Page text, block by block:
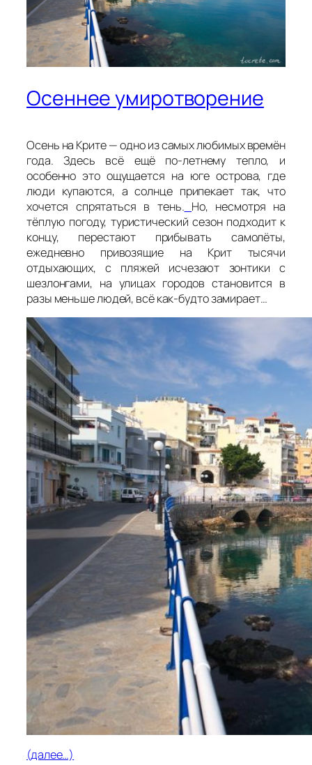
Осеннее умиротворение
Осень на Крите — одно из самых любимых времён
года. Здесь всё ещё по-летнему тепло, и
особенно это ощущается на юге острова, где
люди купаются, а солнце припекает так, что
хочется спрятаться в тень. Но, несмотря на
тёплую погоду, туристический сезон подходит к
концу, перестают прибывать самолёты,
ежедневно привозящие на Крит тысячи
отдыхающих, с пляжей исчезают зонтики с
шезлонгами, на улицах городов становится в
разы меньше людей, всё как-будто замирает…
(далее…)